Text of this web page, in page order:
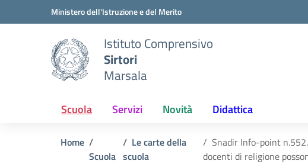
Vai ai contenuti
Vai al menu di navigazioneMinistero dell'Istruzione e del Merito
Istituto Comprensivo
Sirtori
Marsala
Scuola Servizi Novità Didattica
Home
Scuola
Le carte della
scuola
Snadir Info-point
docenti di religione